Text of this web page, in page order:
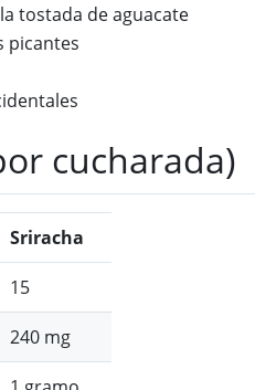
tostada de aguacate
picantes
cucharada)
Sriracha
15
240 mg